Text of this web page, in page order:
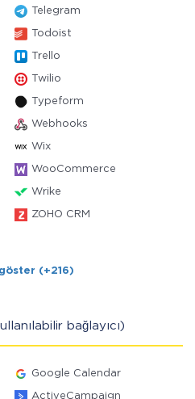
Telegram
Todoist
Trello
Twilio
Typeform
Webhooks
Wix
WooCommerce
Wrike
ZOHO CRM
(+216)
bağlayıcı)
Google Calendar
ActiveCampaign